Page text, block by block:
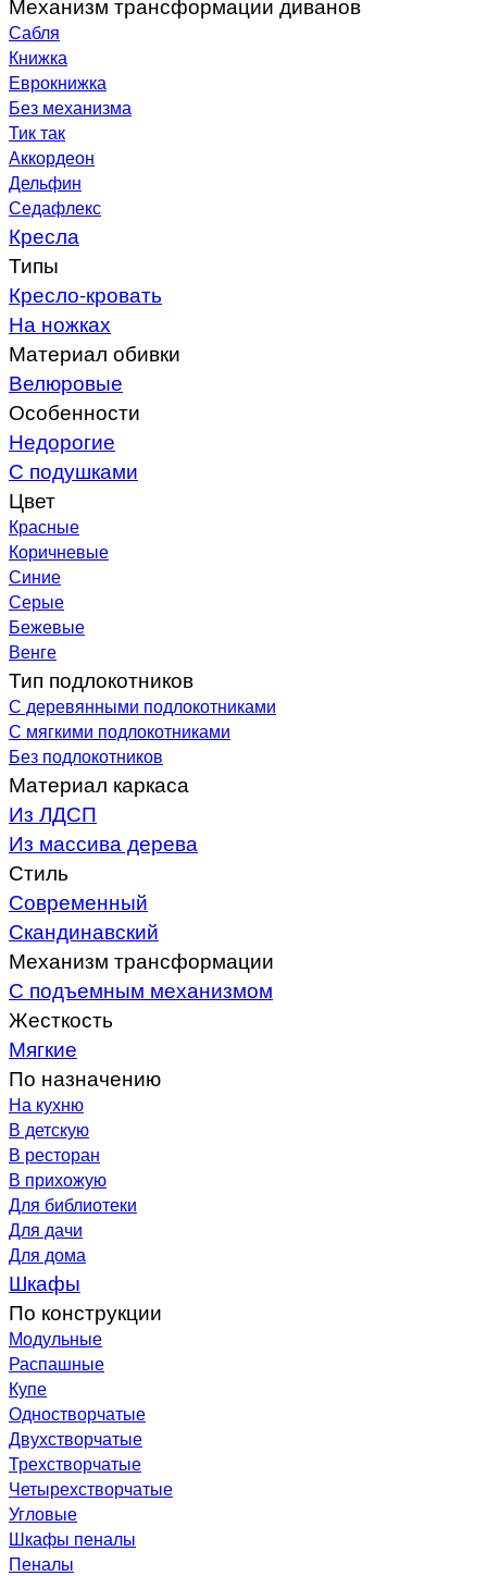
Сабля
Книжка
Еврокнижка
Без механизма
Тик так
Аккордеон
Дельфин
Седафлекс
Кресла
Типы
Кресло-кровать
На ножках
Материал обивки
Велюровые
Особенности
Недорогие
С подушками
Цвет
Красные
Коричневые
Синие
Серые
Бежевые
Венге
Тип подлокотников
С деревянными подлокотниками
С мягкими подлокотниками
Без подлокотников
Материал каркаса
Из ЛДСП
Из массива дерева
Стиль
Современный
Скандинавский
Механизм трансформации
С подъемным механизмом
Жесткость
Мягкие
По назначению
На кухню
В детскую
В ресторан
В прихожую
Для библиотеки
Для дачи
Для дома
Шкафы
По конструкции
Модульные
Распашные
Купе
Одностворчатые
Двухстворчатые
Трехстворчатые
Четырехстворчатые
Угловые
Шкафы пеналы
Пеналы